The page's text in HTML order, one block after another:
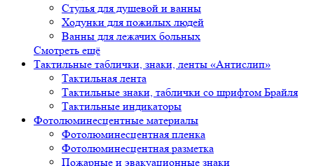
Стулья для душевой и ванны
Ходунки для пожилых людей
Ванны для лежачих больных
Смотреть ещё
Тактильные таблички, знаки, ленты «Антислип»
Тактильная лента
Тактильные знаки, таблички со шрифтом Брайля
Тактильные индикаторы
Фотолюминесцентные материалы
Фотолюминесцентная пленка
Фотолюминесцентная разметка
Пожарные и эвакуационные знаки